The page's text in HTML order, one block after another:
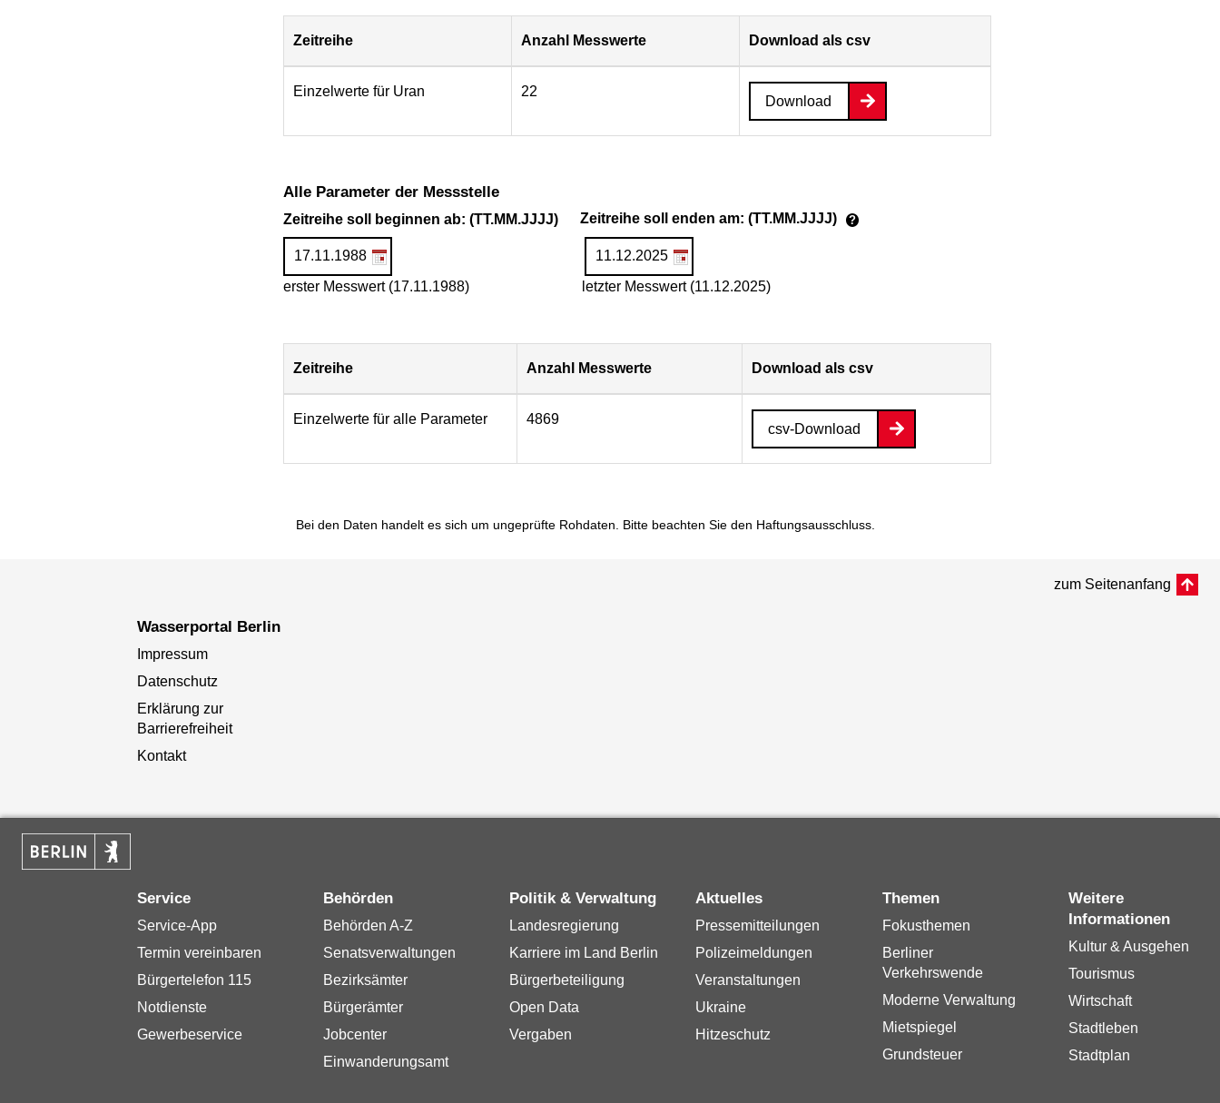
Zeitreihe Anzahl Messwerte Download als csv
Einzelwerte für Uran 22
Download
Alle Parameter der Messstelle
Zeitreihe soll beginnen ab: (TT.MM.JJJJ) Zeitreihe soll enden am: (TT.MM.JJJJ) ?
erster Messwert (17.11.1988) letzter Messwert (11.12.2025)
Zeitreihe Anzahl Messwerte Download als csv
Einzelwerte für alle Parameter 4869
csv-Download
Bei den Daten handelt es sich um ungeprüfte Rohdaten. Bitte beachten Sie den Haftungsausschluss.
zum Seitenanfang
Wasserportal Berlin
Impressum
Datenschutz
Erklärung zur
Barrierefreiheit
Kontakt
Service
Service-App
Termin vereinbaren
Bürgertelefon 115
Notdienste
Gewerbeservice
Behörden
Behörden A-Z
Senatsverwaltungen
Bezirksämter
Bürgerämter
Jobcenter
Einwanderungsamt
Politik & Verwaltung
Landesregierung
Karriere im Land Berlin
Bürgerbeteiligung
Open Data
Vergaben
Aktuelles
Pressemitteilungen
Polizeimeldungen
Veranstaltungen
Ukraine
Hitzeschutz
Themen
Fokusthemen
Berliner
Verkehrswende
Moderne Verwaltung
Mietspiegel
Grundsteuer
Weitere
Informationen
Kultur & Ausgehen
Tourismus
Wirtschaft
Stadtleben
Stadtplan